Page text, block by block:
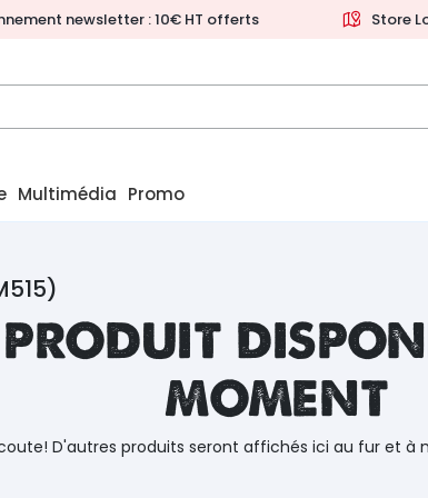
newsletter : 10€ HT offerts Store
Multimédia Promo
moment
D'autres produits seront affichés ici au fur et à